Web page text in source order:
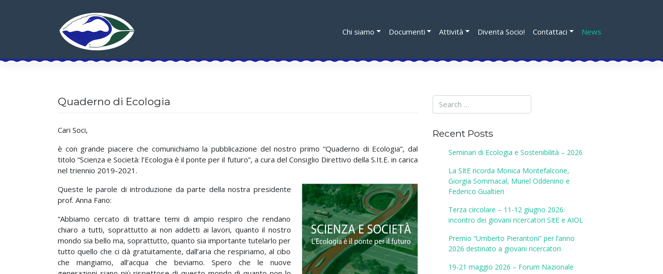
Chi siamo Documenti Attività Diventa Socio! Contattaci News
Quaderno di Ecologia
Cari Soci,
è con grande piacere che comunichiamo la pubblicazione del nostro primo “Quaderno di Ecologia”, dal
titolo “Scienza e Società: l’Ecologia è il ponte per il futuro”, a cura del Consiglio Direttivo della S.It.E. in carica
nel triennio 2019-2021.
Queste le parole di introduzione da parte della nostra presidente
prof. Anna Fano:
“Abbiamo cercato di trattare temi di ampio respiro che rendano
chiaro a tutti, soprattutto ai non addetti ai lavori, quanto il nostro
mondo sia bello ma, soprattutto, quanto sia importante tutelarlo per
tutto quello che ci dà gratuitamente, dall’aria che respiriamo, al cibo
che mangiamo, all’acqua che beviamo. Spero che le nuove
Recent Posts
Seminari di Ecologia e Sostenibilità – 2026
La SItE ricorda Monica Montefalcone,
Giorgia Sommacal, Muriel Oddenino e
Federico Gualtieri
Terza circolare – 11-12 giugno 2026:
incontro dei giovani ricercatori SItE e AIOL
Premio “Umberto Pierantoni” per l’anno
2026 destinato a giovani ricercatori
19-21 maggio 2026 – Forum Nazionale